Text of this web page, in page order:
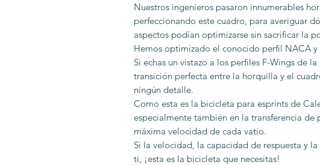
Nuestros ingenieros pasaron innumerables
perfeccionando este cuadro, para averiguar
aspectos podían optimizarse sin sacrificar la
Hemos optimizado el conocido perfil NACA
Si echas un vistazo a los perfiles F-Wings de
transición perfecta entre la horquilla y el
ningún detalle.
Como esta es la bicicleta para esprints de
especialmente también en la transferencia
máxima velocidad de cada vatio.
Si la velocidad, la capacidad de respuesta y
ti, ¡esta es la bicicleta que necesitas!